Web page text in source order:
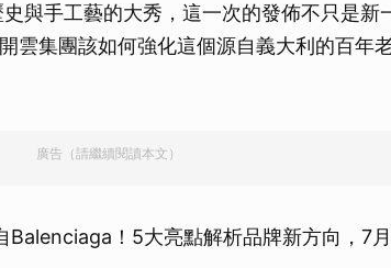
與手工藝的大秀，這一次的發佈不只是新
雲集團該如何強化這個源自義大利的百年
廣告（請繼續閱讀本文）
Balenciaga！5大亮點解析品牌新方向，7